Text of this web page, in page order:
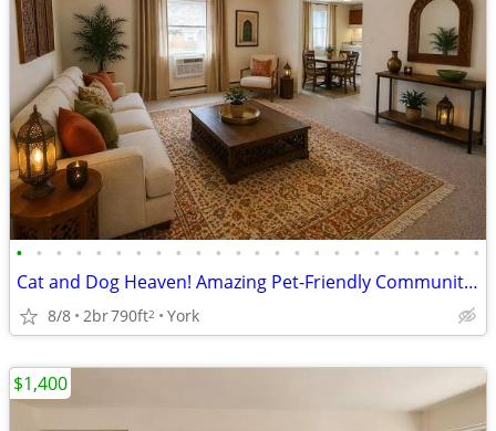
• • • • • • • • • • • • • • • • • • • • • • • •
Cat and Dog Heaven! Amazing Pet-Friendly Community! 2 Bed / 1 Bath
8/8 2br790ft2 York
$1,400